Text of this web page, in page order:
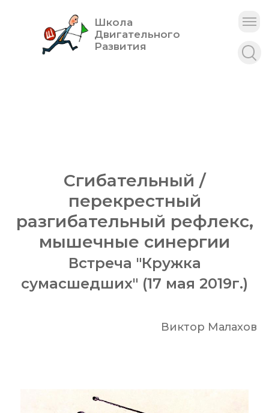
Школа
Двигательного
Развития
Сгибательный /
перекрестный
разгибательный рефлекс,
мышечные синергии
Встреча "Кружка
сумасшедших" (17 мая 2019г.)
Виктор Малахов